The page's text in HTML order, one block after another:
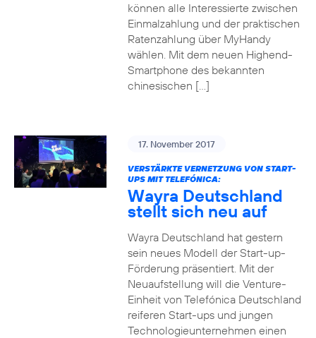
können alle Interessierte zwischen
Einmalzahlung und der praktischen
Ratenzahlung über MyHandy
wählen. Mit dem neuen Highend-
Smartphone des bekannten
chinesischen […]
17. November 2017
VERSTÄRKTE VERNETZUNG VON START-
UPS MIT TELEFÓNICA:
Wayra Deutschland
stellt sich neu auf
Wayra Deutschland hat gestern
sein neues Modell der Start-up-
Förderung präsentiert. Mit der
Neuaufstellung will die Venture-
Einheit von Telefónica Deutschland
reiferen Start-ups und jungen
Technologieunternehmen einen